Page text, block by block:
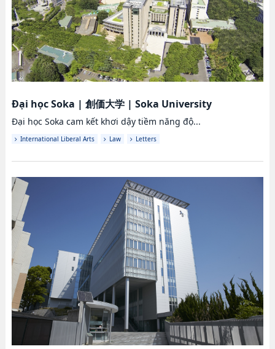
Đại học Soka | 創価大学| Soka University
Đại học Soka cam kết khơi dậy tiềm năng độ...
International Liberal Arts Law Letters